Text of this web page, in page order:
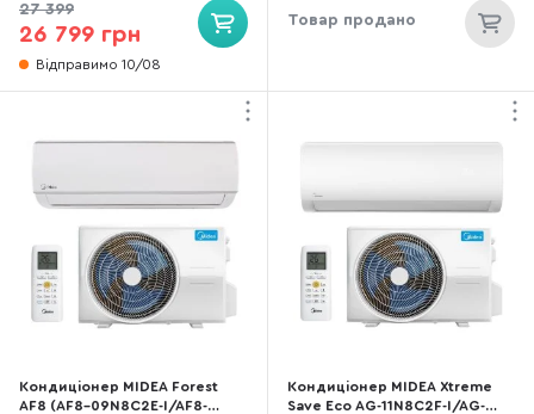
27 399
26 799 грн
Відправимо 10/08
Товар продано
Кондиціонер MIDEA Forest
AF8 (AF8-09N8C2E-I/AF8-
Кондиціонер MIDEA Xtreme
Save Eco AG-11N8C2F-I/AG-